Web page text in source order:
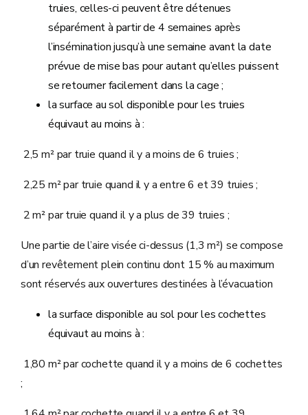
truies, celles-ci peuvent être détenues
séparément à partir de 4 semaines après
l’insémination jusqu’à une semaine avant la date
prévue de mise bas pour autant qu’elles puissent
se retourner facilement dans la cage ;
la surface au sol disponible pour les truies
équivaut au moins à :
2,5 m² par truie quand il y a moins de 6 truies ;
2,25 m² par truie quand il y a entre 6 et 39 truies ;
2 m² par truie quand il y a plus de 39 truies ;
Une partie de l’aire visée ci-dessus (1,3 m²) se compose
d’un revêtement plein continu dont 15 % au maximum
sont réservés aux ouvertures destinées à l’évacuation
la surface disponible au sol pour les cochettes
équivaut au moins à :
1,80 m² par cochette quand il y a moins de 6 cochettes
;